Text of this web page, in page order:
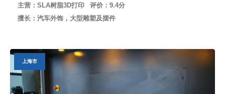
主营：SLA树脂3D打印
评价：9.4分
擅长：汽车外饰，大型雕塑及摆件
上海市